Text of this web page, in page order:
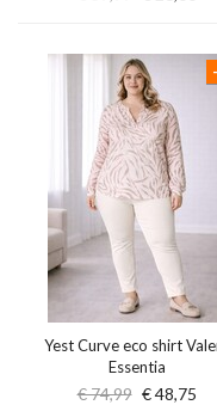
Yest Curve eco shirt
Essentia
€ 74,99 € 48,75